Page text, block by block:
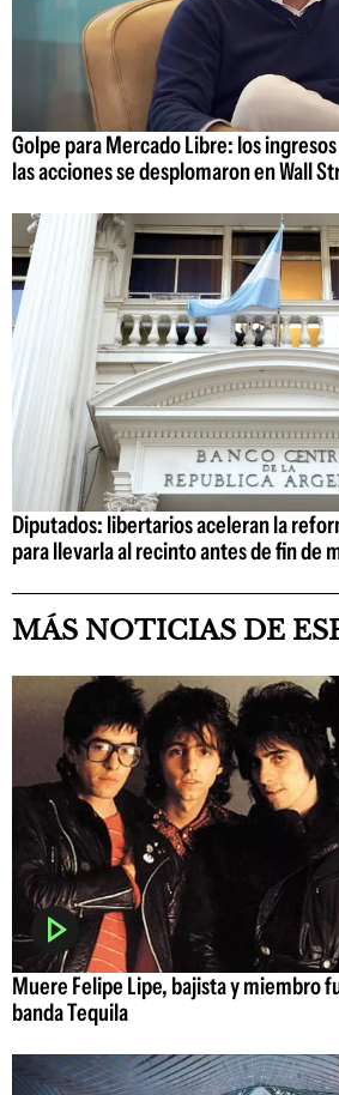
Golpe para Mercado Libre: los
las acciones se desplomaron en Wall
Diputados: libertarios aceleran la
para llevarla al recinto antes de fin de
MÁS NOTICIAS DE
Muere Felipe Lipe, bajista y miembro
banda Tequila